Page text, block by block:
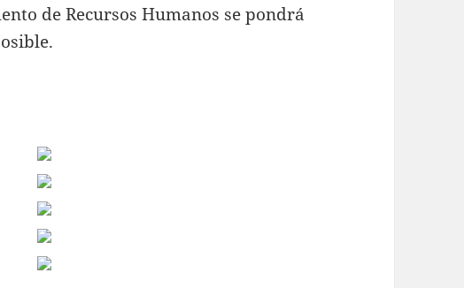
de Recursos Humanos se pondrá